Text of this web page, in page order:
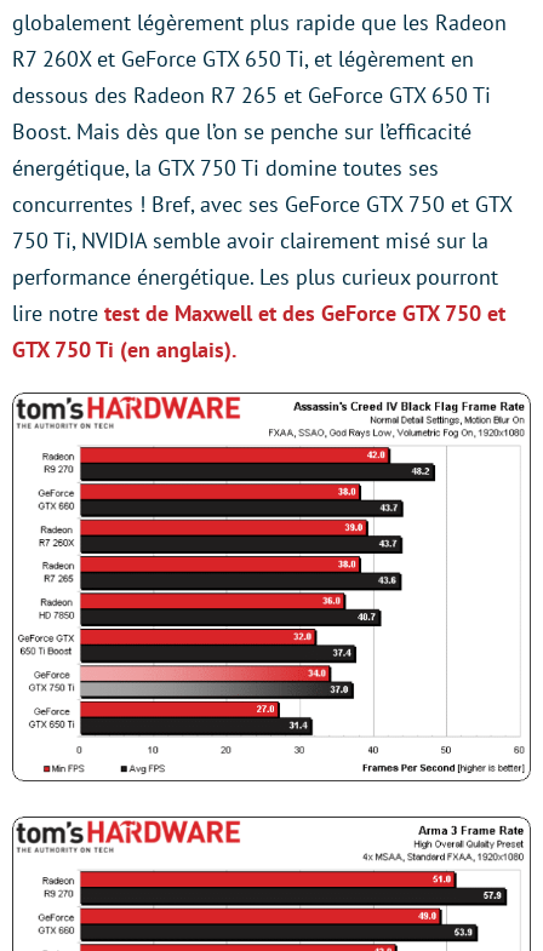
globalement légèrement plus rapide que les Radeon
R7 260X et GeForce GTX 650 Ti, et légèrement en
dessous des Radeon R7 265 et GeForce GTX 650 Ti
Boost. Mais dès que l’on se penche sur l’efficacité
énergétique, la GTX 750 Ti domine toutes ses
concurrentes ! Bref, avec ses GeForce GTX 750 et GTX
750 Ti, NVIDIA semble avoir clairement misé sur la
performance énergétique. Les plus curieux pourront
lire notre test de Maxwell et des GeForce GTX 750 et
GTX 750 Ti (en anglais).